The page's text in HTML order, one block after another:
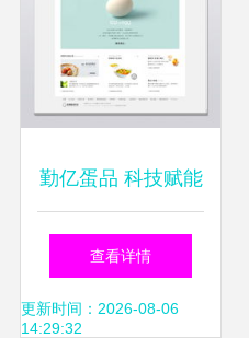
勤亿蛋品 科技赋能
传统产业，线上品
牌故事传递新鲜理
查看详情
更新时间：2026-08-06
14:29:32